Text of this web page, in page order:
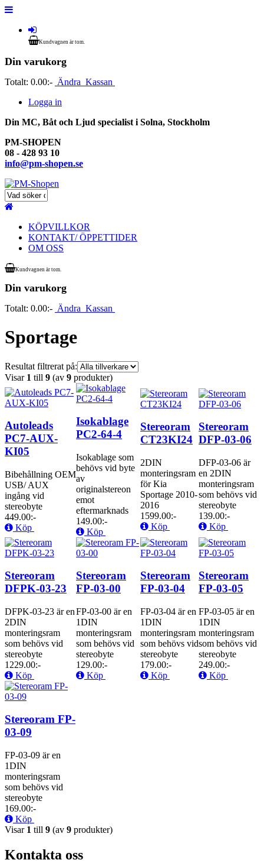
Kundvagnen är tom.
Din varukorg
Totalt: 0.00:- Ändra Kassan
Logga in
Din MC, Båt och Ljud specialist i Solna, Stockholm
PM-SHOPEN
08 - 428 93 10
info@pm-shopen.se
KÖPVILLKOR
KONTAKT/ ÖPPETTIDER
OM OSS
Kundvagnen är tom.
Din varukorg
Totalt: 0.00:- Ändra Kassan
Sportage
Resultat filtrerat på:
Visar 1 till 9 (av 9 produkter)
Autoleads
PC7-AUX-
KI05
Bibehållning OEM
USB/ AUX
ingång vid
stereobyte
449.00:-
Köp
Isokablage
PC2-64-4
Isokablage som
behövs vid byte
av
originalstereon
emot
eftermarknads
149.00:-
Köp
Stereoram
CT23KI24
2DIN
monteringsram
för Kia
Sportage 2010-
2016
1599.00:-
Köp
Stereoram
DFP-03-06
DFP-03-06 är
en 2DIN
monteringsram
som behövs vid
stereobyte
139.00:-
Köp
Stereoram
DFPK-03-23
DFPK-03-23 är en
2DIN
monteringsram
som behövs vid
stereobyte
1229.00:-
Köp
Stereoram
FP-03-00
FP-03-00 är en
1DIN
monteringsram
som behövs vid
stereobyte
129.00:-
Köp
Stereoram
FP-03-04
FP-03-04 är en
1DIN
monteringsram
som behövs vid
stereobyte
179.00:-
Köp
Stereoram
FP-03-05
FP-03-05 är en
1DIN
monteringsram
som behövs vid
stereobyte
249.00:-
Köp
Stereoram FP-
03-09
FP-03-09 är en
1DIN
monteringsram
som behövs vid
stereobyte
169.00:-
Köp
Visar 1 till 9 (av 9 produkter)
Kontakta oss